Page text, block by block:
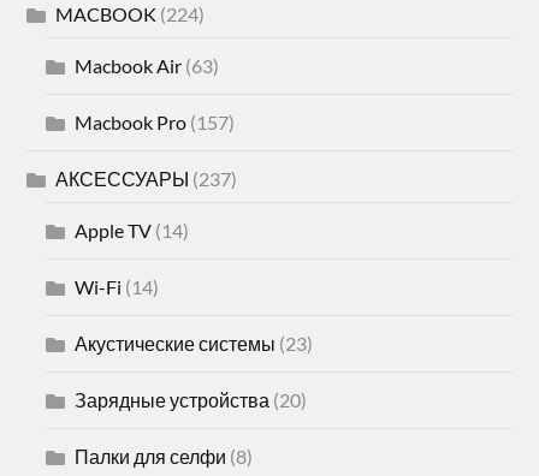
MACBOOK (224)
Macbook Air (63)
Macbook Pro (157)
АКСЕССУАРЫ (237)
Apple TV (14)
Wi-Fi (14)
Акустические системы (23)
Зарядные устройства (20)
Палки для селфи (8)